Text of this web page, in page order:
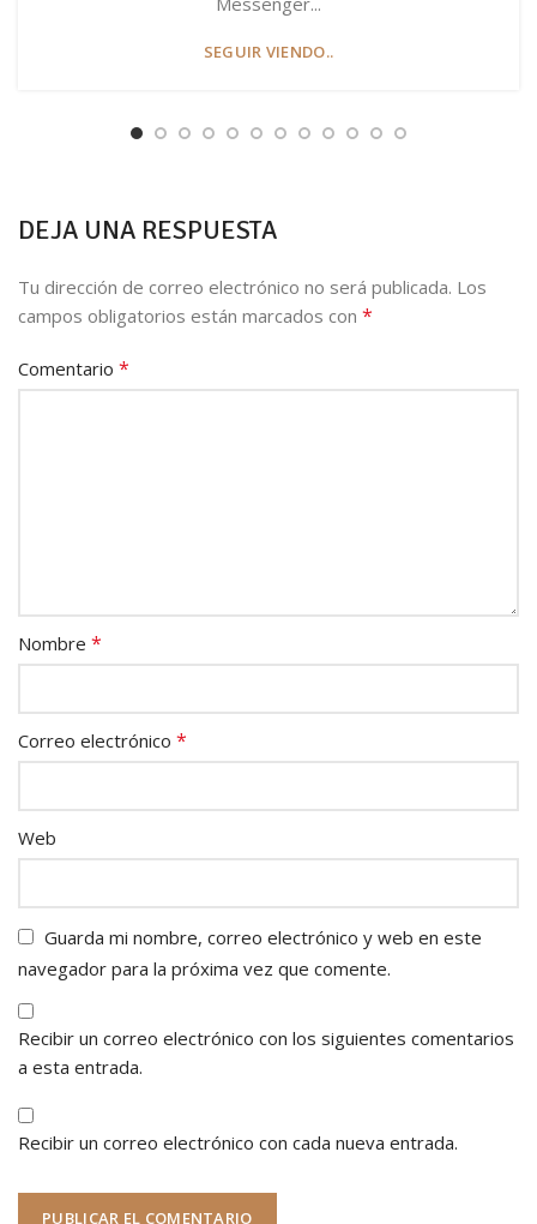
SEGUIR VIENDO..
DEJA UNA RESPUESTA
Tu dirección de correo electrónico no será publicada. Los
campos obligatorios están marcados con *
Comentario *
Nombre *
Correo electrónico *
Web
Guarda mi nombre, correo electrónico y web en este
navegador para la próxima vez que comente.
Recibir un correo electrónico con los siguientes comentarios
a esta entrada.
Recibir un correo electrónico con cada nueva entrada.